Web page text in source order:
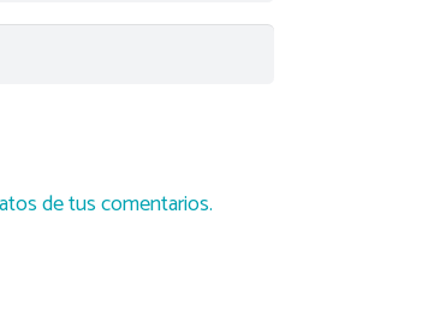
de tus comentarios.